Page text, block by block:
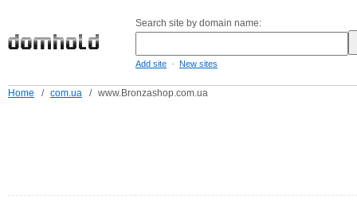
Search site by domain name:
Add site - New sites
Home / com.ua / www.Bronzashop.com.ua